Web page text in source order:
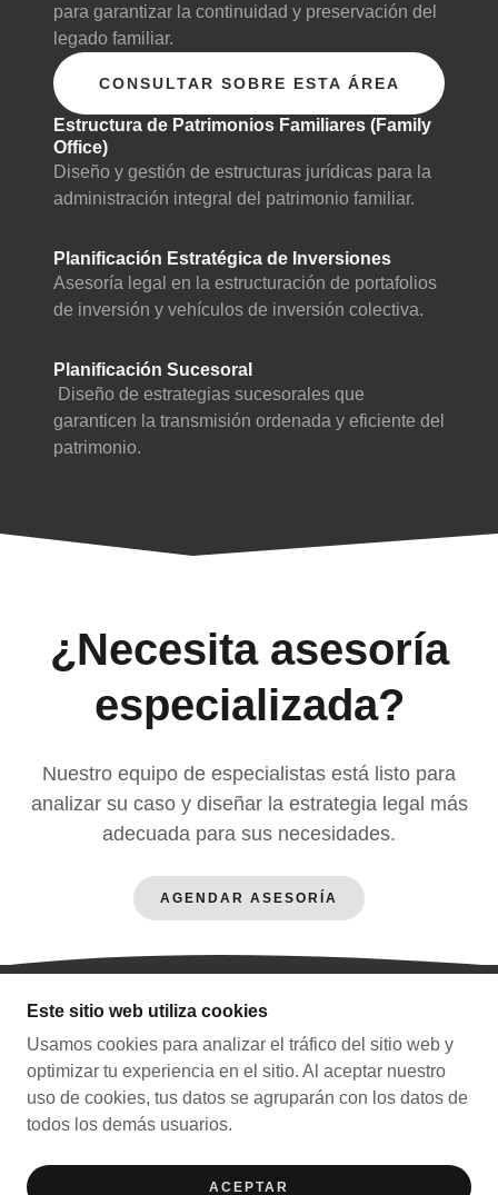
para garantizar la continuidad y preservación del
legado familiar.
CONSULTAR SOBRE ESTA ÁREA
Estructura de Patrimonios Familiares (Family
Office)
Diseño y gestión de estructuras jurídicas para la
administración integral del patrimonio familiar.
Planificación Estratégica de Inversiones
Asesoría legal en la estructuración de portafolios
de inversión y vehículos de inversión colectiva.
Planificación Sucesoral
Diseño de estrategias sucesorales que
garanticen la transmisión ordenada y eficiente del
patrimonio.
¿Necesita asesoría
especializada?
Nuestro equipo de especialistas está listo para
analizar su caso y diseñar la estrategia legal más
adecuada para sus necesidades.
AGENDAR ASESORÍA
COPYRIGHT © 2026 PS & A DESPACHO DE
ABOGADOS, S.C. - TODOS LOS DERECHOS
CON TECNOLOGÍA DE ATÚN AGENCY
Este sitio web utiliza cookies
Usamos cookies para analizar el tráfico del sitio web y
optimizar tu experiencia en el sitio. Al aceptar nuestro
uso de cookies, tus datos se agruparán con los datos de
todos los demás usuarios.
ACEPTAR